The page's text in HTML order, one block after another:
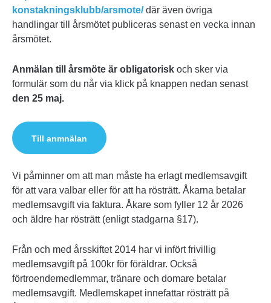
konstakningsklubb/arsmote/där även övriga
handlingar till årsmötet publiceras senast en vecka innan
årsmötet.
Anmälan till årsmöte är obligatorisk och sker via
formulär som du når via klick på knappen nedan senast
den 25 maj.
Till anmnälan
Vi påminner om att man måste ha erlagt medlemsavgift
för att vara valbar eller för att ha rösträtt. Åkarna betalar
medlemsavgift via faktura. Åkare som fyller 12 år 2026
och äldre har rösträtt (enligt stadgarna §17).
Från och med årsskiftet 2014 har vi infört frivillig
medlemsavgift på 100kr för föräldrar. Också
förtroendemedlemmar, tränare och domare betalar
medlemsavgift. Medlemskapet innefattar rösträtt på